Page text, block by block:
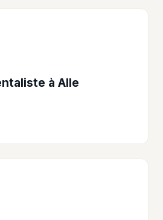
à Alle